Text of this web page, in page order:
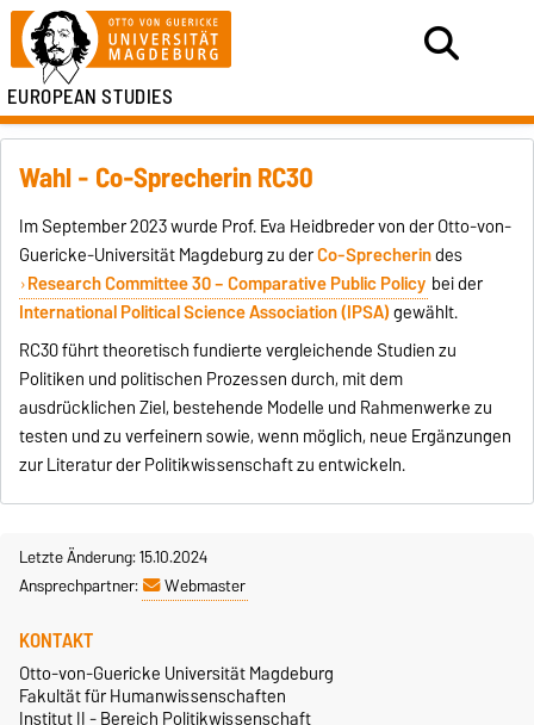
EUROPEAN STUDIES
Wahl - Co-Sprecherin RC30
Im September 2023 wurde Prof. Eva Heidbreder von der Otto-von-
Guericke-Universität Magdeburg zu derCo-Sprecherindes
Research Committee 30 – Comparative Public Policy bei der
International Political Science Association (IPSA)gewählt.
RC30 führt theoretisch fundierte vergleichende Studien zu
Politiken und politischen Prozessen durch, mit dem
ausdrücklichen Ziel, bestehende Modelle und Rahmenwerke zu
testen und zu verfeinern sowie, wenn möglich, neue Ergänzungen
zur Literatur der Politikwissenschaft zu entwickeln.
Letzte Änderung: 15.10.2024
Ansprechpartner:
Webmaster
KONTAKT
Otto-von-Guericke Universität Magdeburg
Fakultät für Humanwissenschaften
Institut II - Bereich Politikwissenschaft